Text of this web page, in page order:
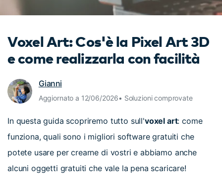
Tip per YouTube
Apprendimento
Voxel Art: Cos'è la Pixel Art 3D
e come realizzarla con facilità
Gianni
Aggiornato a 12/06/2026• Soluzioni comprovate
In questa guida scopriremo tutto sull'voxel art: come
funziona, quali sono i migliori software gratuiti che
potete usare per crearne di vostri e abbiamo anche
alcuni oggetti gratuiti che vale la pena scaricare!